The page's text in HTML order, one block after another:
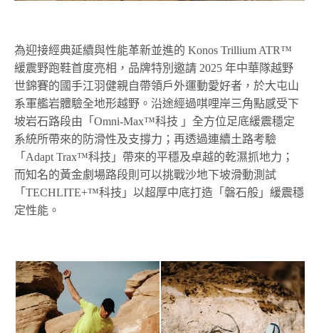
為迎接經典延續與性能革新並進的 Konos Trillium ATR™
緩震野跑鞋首度亮相，品牌特別邀請 2025 年中華隊越野
世錦賽的國手江羽健親自帶領戶外運動愛好者，於大屯山
系軍艦岩體驗全地形越野。 沿途經過唭哩岸三角點感受下
坡岩石路段由「Omni-Max™科技 」全方位足底緩震穩定
系統所帶來的防滑性及支撐力；再透過連續土路考驗
「Adapt Trax™科技」帶來的平穩及卓越的乾濕抓地力；
而知名的黃金劇場路段則可以挑戰沙地下坡滑動測試
「TECHLITE+™科技」以超厚中底打造「磐石般」緩震穩
定性能。